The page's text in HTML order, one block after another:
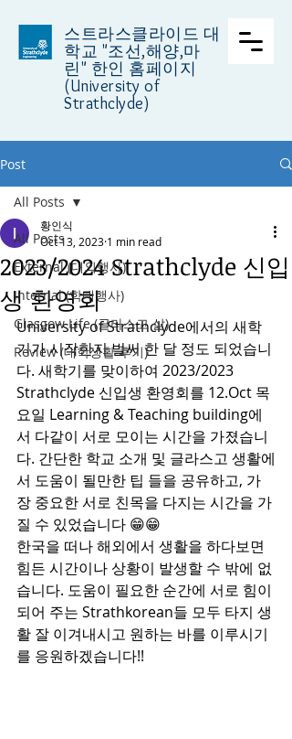
스트라스클라이드 대
학교 "조선,해양,마
린" 한인 홈페이지
(University of
Strathclyde)
Post
All Posts
External (대외행사)
Internal (학내행사)
Glasgow Life (글라스고 삶)
Review (대학생활 후기)
All Posts
2023/2024 Strathclyde 신입
생 환영회
황인식
Oct 13, 2023 1 min read
University of Strathclyde에서의 새학
기가 시작한지 벌써 한 달 정도 되었습니
다. 새학기를 맞이하여 2023/2023
Strathclyde 신입생 환영회를 12.Oct 목
요일 Learning & Teaching building에
서 다같이 서로 모이는 시간을 가졌습니
다. 간단한 학교 소개 및 글라스고 생활에
서 도움이 될만한 팁 들을 공유하고, 가
장 중요한 서로 친목을 다지는 시간을 가
질 수 있었습니다 😁😁
한국을 떠나 해외에서 생활을 하다보면
힘든 시간이나 상황이 발생할 수 밖에 없
습니다. 도움이 필요한 순간에 서로 힘이
되어 주는 Strathkorean들 모두 타지 생
활 잘 이겨내시고 원하는 바를 이루시기
를 응원하겠습니다!!